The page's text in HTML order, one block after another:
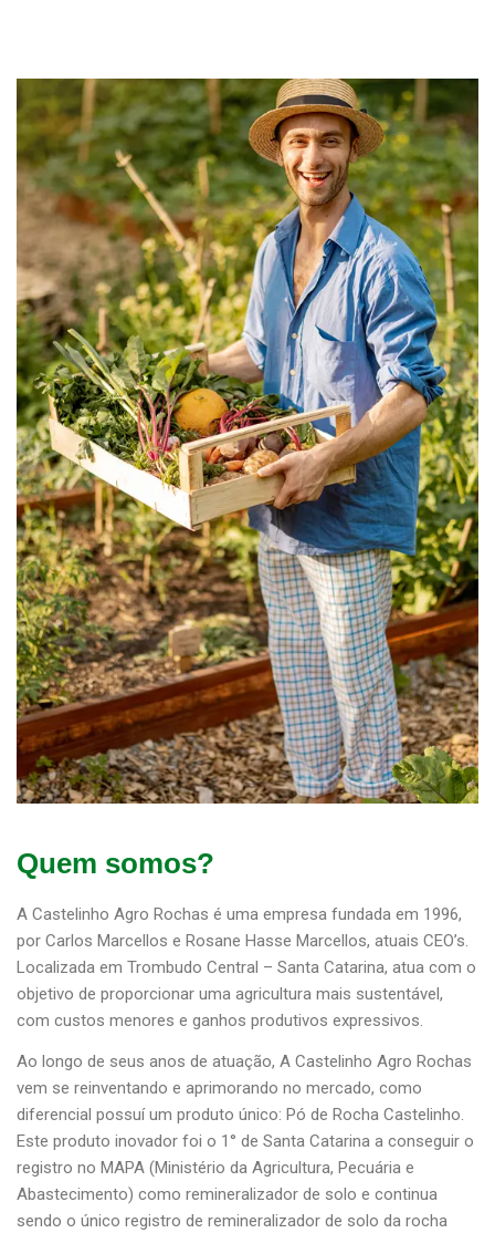
Quem somos?
A Castelinho Agro Rochas é uma empresa fundada em 1996,
por Carlos Marcellos e Rosane Hasse Marcellos, atuais CEO’s.
Localizada em Trombudo Central – Santa Catarina, atua com o
objetivo de proporcionar uma agricultura mais sustentável,
com custos menores e ganhos produtivos expressivos.
Ao longo de seus anos de atuação, A Castelinho Agro Rochas
vem se reinventando e aprimorando no mercado, como
diferencial possuí um produto único: Pó de Rocha Castelinho.
Este produto inovador foi o 1° de Santa Catarina a conseguir o
registro no MAPA (Ministério da Agricultura, Pecuária e
Abastecimento) como remineralizador de solo e continua
sendo o único registro de remineralizador de solo da rocha